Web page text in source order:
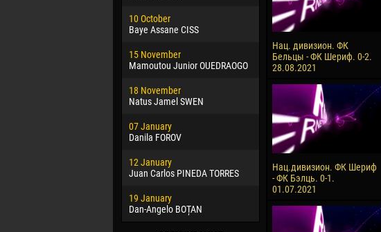
10 October
Baye Assane CISS
15 November
Mamoutou Junior OUEDRAOGO
18 November
Natus Jamel SWEN
07 January
Danila FOROV
12 January
Juan Carlos PINEDA TORRES
19 January
Dan-Angelo BOȚAN
02 March
Veaceslav COZMA
09 March
Emmanuel AFETSE
Jayder Moreno ASPRILLA
22 March
Samba KONÉ
26 March
Vitor Hugo Morais de OLIVEIRA
28 March
Нац. дивизион. ФК
Бельцы - ФК Шериф. 0-2.
28.08.2021
Нац.дивизион. ФК Шериф
- ФК Бэлць. 0-1.
01.07.2021